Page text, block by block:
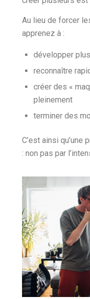
Au lieu de forcer
apprenez à :
développer
reconnaître
créer des «
pleinement
terminer des
C’est ainsi
: non pas par